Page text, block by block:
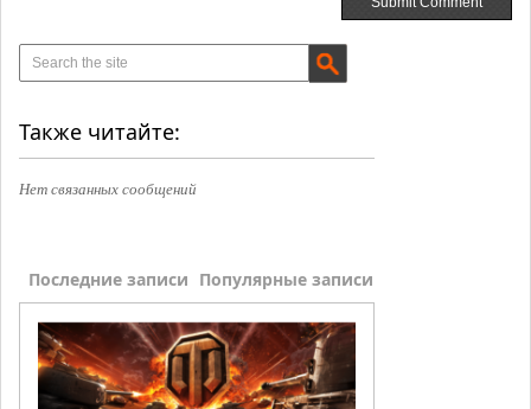
Также читайте:
Нет связанных сообщений
Последние записи Популярные записи